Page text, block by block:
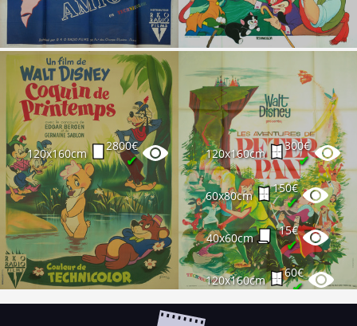
120x160cm
2800€
✔ 120x160cm
300€
✔
60x80cm
150€
✔
40x60cm
15€
✔
120x160cm
60€
✔
120x160cm